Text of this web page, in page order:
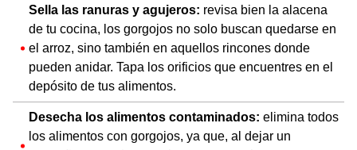
Sella las ranuras y agujeros: revisa bien la alacena
de tu cocina, los gorgojos no solo buscan quedarse en
el arroz, sino también en aquellos rincones donde
pueden anidar. Tapa los orificios que encuentres en el
depósito de tus alimentos.
Desecha los alimentos contaminados: elimina todos
los alimentos con gorgojos, ya que, al dejar un